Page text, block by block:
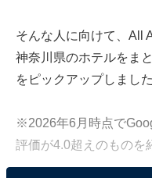
そんな人に向けて、All
神奈川県のホテルをま
をピックアップしました
※2026年6月時点で
評価が4.0超えのものを